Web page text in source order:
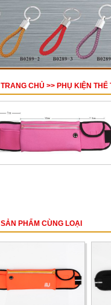
TRANG CHỦ >> PHỤ KIỆN THỂ
SẢN PHẨM CÙNG LOẠI